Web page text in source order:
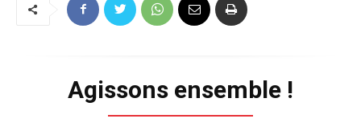
Agissons ensemble !